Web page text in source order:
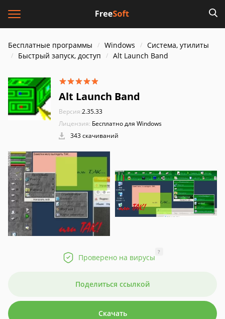
Бесплатные программы Windows
Система, утилиты
Быстрый запуск, доступ
Alt Launch Band
Alt Launch Band
Версия:2.35.33
Лицензия: Бесплатно для Windows
343 скачиваний
Проверено на вирусы
?
Поделиться ссылкой
Скачать